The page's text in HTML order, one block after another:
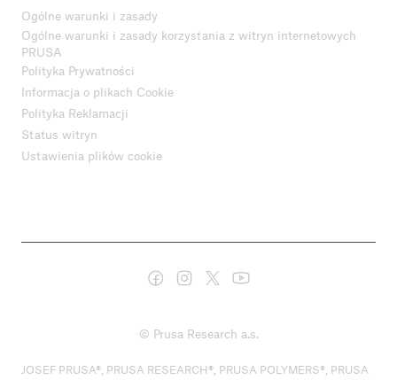
Ogólne warunki i zasady
Ogólne warunki i zasady korzystania z witryn internetowych
PRUSA
Polityka Prywatności
Informacja o plikach Cookie
Polityka Reklamacji
Status witryn
Ustawienia plików cookie
© Prusa Research a.s.
JOSEF PRUSA®, PRUSA RESEARCH®, PRUSA POLYMERS®, PRUSA